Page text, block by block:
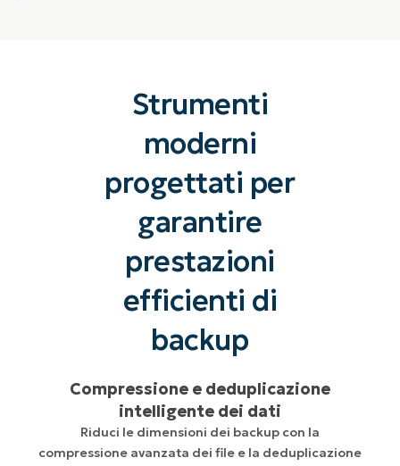
Strumenti
moderni
progettati per
garantire
prestazioni
efficienti di
backup
Compressione e deduplicazione
intelligente dei dati
Riduci le dimensioni dei backup con la
compressione avanzata dei file e la deduplicazione